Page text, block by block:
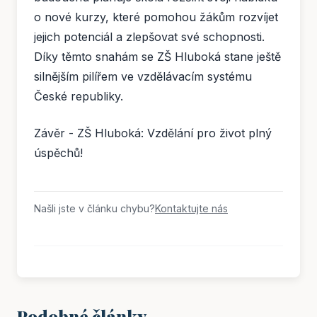
o nové kurzy, které pomohou žákům rozvíjet
jejich potenciál a zlepšovat své schopnosti.
Díky těmto snahám se ZŠ Hluboká stane ještě
silnějším pilířem ve vzdělávacím systému
České republiky.
Závěr - ZŠ Hluboká: Vzdělání pro život plný
úspěchů!
Našli jste v článku chybu?Kontaktujte nás